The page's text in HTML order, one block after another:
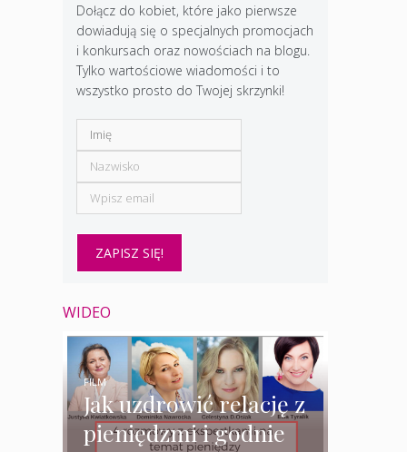
Dołącz do kobiet, które jako pierwsze
dowiadują się o specjalnych promocjach
i konkursach oraz nowościach na blogu.
Tylko wartościowe wiadomości i to
wszystko prosto do Twojej skrzynki!
WIDEO
Jak uzdrowić relację z
pieniędzmi i godnie
FILM